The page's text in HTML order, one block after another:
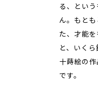
る、とい
ん。もと
た、才能
と、いく
十蒔絵の
です。